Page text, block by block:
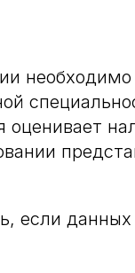
оценивает
если данных